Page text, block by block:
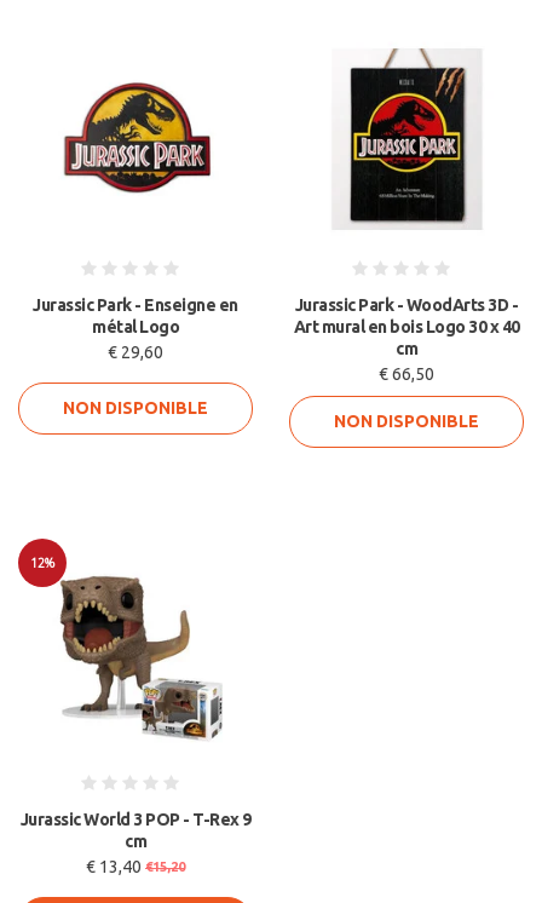
Jurassic Park - Enseigne en
métal Logo
€ 29,60
NON DISPONIBLE
Jurassic Park - WoodArts 3D -
Art mural en bois Logo 30 x 40
cm
€ 66,50
NON DISPONIBLE
12%
Jurassic World 3 POP - T-Rex 9
cm
€ 13,40 €15,20